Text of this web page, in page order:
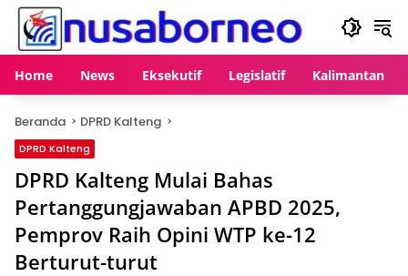
Langsung
konten
Home News Eksekutif Legislatif Kalimantan
Beranda DPRD Kalteng
DPRD Kalteng
DPRD Kalteng Mulai Bahas
Pertanggungjawaban APBD 2025,
Pemprov Raih Opini WTP ke-12
Berturut-turut